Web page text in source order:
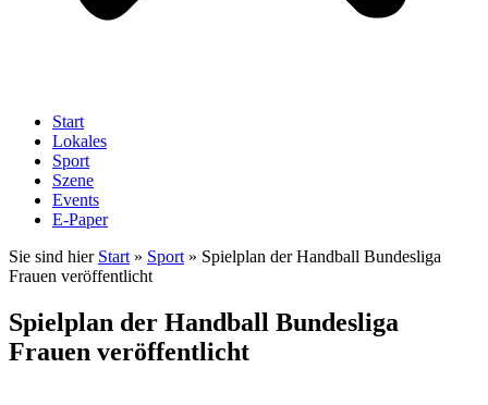
Start
Lokales
Sport
Szene
Events
E-Paper
Sie sind hier Start » Sport » Spielplan der Handball Bundesliga
Frauen veröffentlicht
Spielplan der Handball Bundesliga
Frauen veröffentlicht